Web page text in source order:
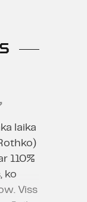
laika
110%
ko
Viss